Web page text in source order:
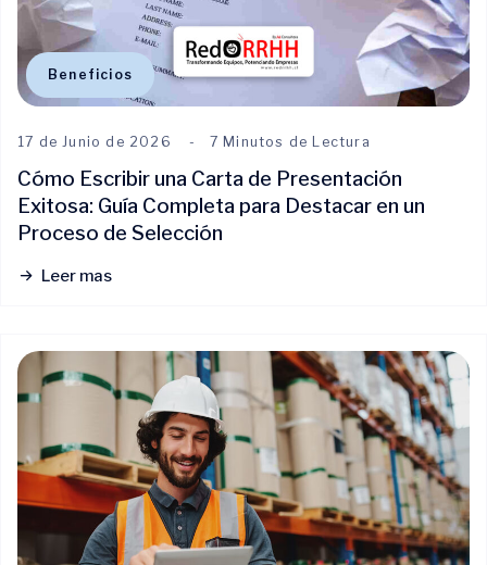
Beneficios
17 de Junio de 2026 7 Minutos de Lectura
Cómo Escribir una Carta de Presentación
Exitosa: Guía Completa para Destacar en un
Proceso de Selección
Leer mas